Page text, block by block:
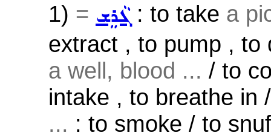
1) = ܓܵܪܸܫ: to take a
extract , to pump ,
a well, blood ... / to
intake , to breathe in
... : to smoke / to